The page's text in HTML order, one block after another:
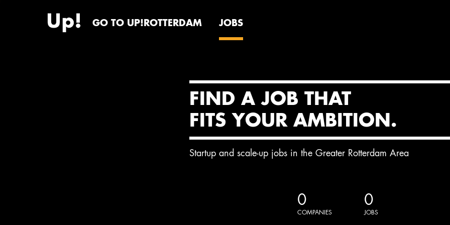
GO TO UP!ROTTERDAM JOBS
FIND A JOB THAT
FITS YOUR AMBITION.
Startup and scale-up jobs in the Greater Rotterdam Area
0
COMPANIES
0
JOBS